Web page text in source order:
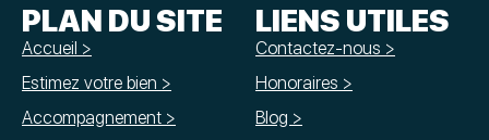
PLAN DU SITE
Accueil >
Estimez votre bien >
Accompagnement >
LIENS UTILES
Contactez-nous >
Honoraires >
Blog >